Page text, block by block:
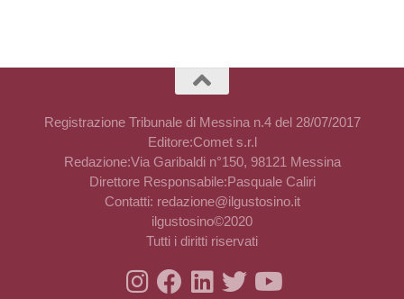
Registrazione Tribunale di Messina n.4 del 28/07/2017
Editore:Comet s.r.l
Redazione:Via Garibaldi n°150, 98121 Messina
Direttore Responsabile:Pasquale Caliri
Contatti: redazione@ilgustosino.it
ilgustosino©2020
Tutti i diritti riservati